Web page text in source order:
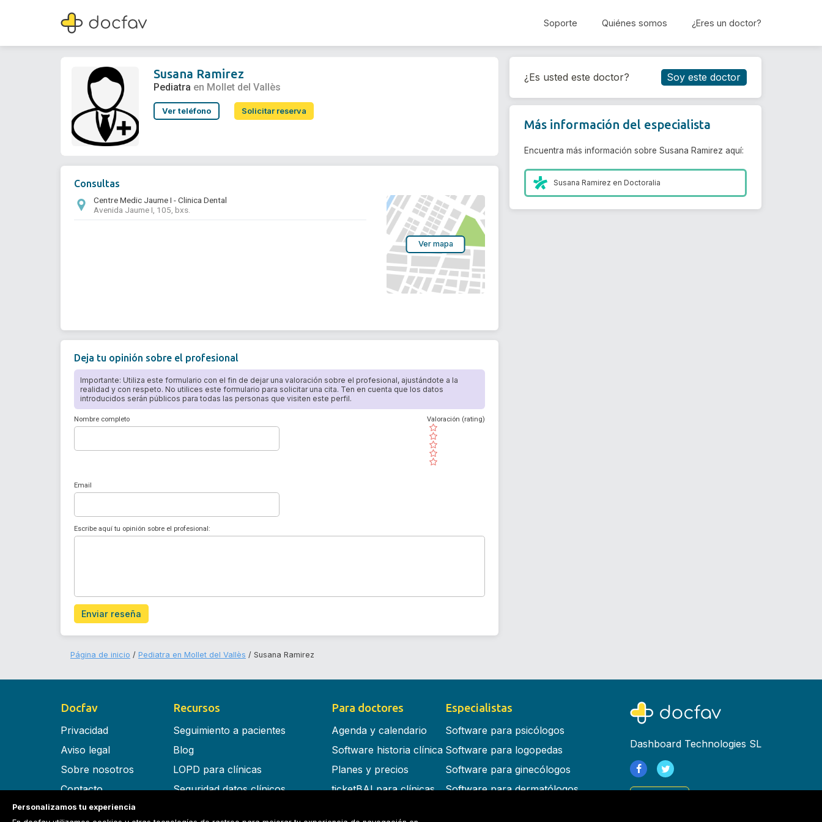
Soporte Quiénes somos ¿Eres un doctor?
Susana Ramirez
Pediatra
Reservar cita
Susana Ramirez
Pediatra en Mollet del Vallès
Ver teléfono Solicitar reserva
Consultas
Centre Medic Jaume I - Clinica Dental
Avenida Jaume I, 105, bxs.
Ver mapa
Deja tu opinión sobre el profesional
Importante: Utiliza este formulario con el fin de dejar una valoración sobre el profesional, ajustándote a la
realidad y con respeto. No utilices este formulario para solicitar una cita. Ten en cuenta que los datos
introducidos serán públicos para todas las personas que visiten este perfil.
Nombre completo
( )
( )
( )
( )
( )
Valoración (rating)
Email
Escribe aquí tu opinión sobre el profesional:
Enviar reseña
¿Es usted este doctor? Soy este doctor
Más información del especialista
Encuentra más información sobre Susana Ramirez aquí:
Susana Ramirez enDoctoralia
Página de inicio Pediatra en Mollet del Vallès Susana Ramirez
Docfav
Privacidad
Aviso legal
Sobre nosotros
Contacto
Términos y condiciones
Recursos
Seguimiento a pacientes
Blog
LOPD para clínicas
Seguridad datos clínicos
Para doctores
Agenda y calendario
Software historia clínica
Planes y precios
ticketBAI para clínicas
Especialistas
Software para psicólogos
Software para logopedas
Software para ginecólogos
Software para dermatólogos
Dashboard Technologies SL
Personalizamos tu experiencia